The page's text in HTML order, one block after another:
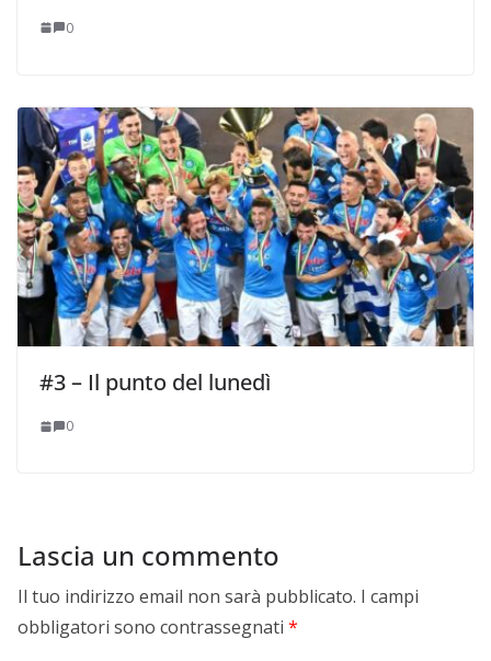
0
#3 – Il punto del lunedì
0
Lascia un commento
Il tuo indirizzo email non sarà pubblicato. I campi
obbligatori sono contrassegnati *